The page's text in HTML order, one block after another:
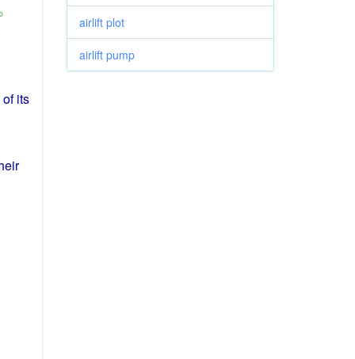
ofits
airlift plot
airlift pump